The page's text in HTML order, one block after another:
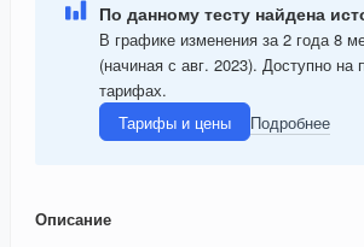
По данному тесту найдена
В графике изменения за 2 года 8
(начиная с авг. 2023). Доступно на
тарифах.
Тарифы и цены
Подробнее
Описание